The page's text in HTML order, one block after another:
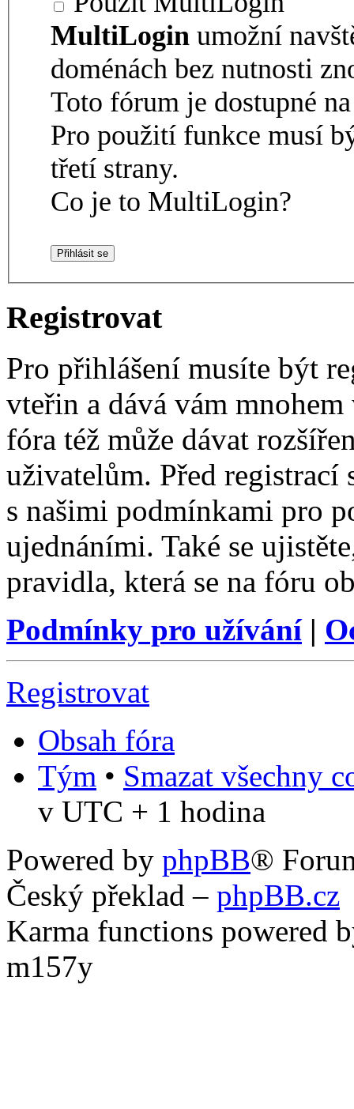
MultiLogin umožní
doménách bez nutnosti
Toto fórum je dostupné
Pro použití funkce musí
třetí strany.
Co je to MultiLogin?
Registrovat
Pro přihlášení musíte být
vteřin a dává vám
fóra též může dávat
uživatelům. Před registrací
s našimi podmínkami pro
ujednáními. Také se
pravidla, která se na fóru
Podmínky pro užívání|
Registrovat
Obsah fóra
Tým • Smazat všechny
v UTC + 1 hodina
Powered by phpBB®
Český překlad – phpBB.cz
Karma functions powered
m157y